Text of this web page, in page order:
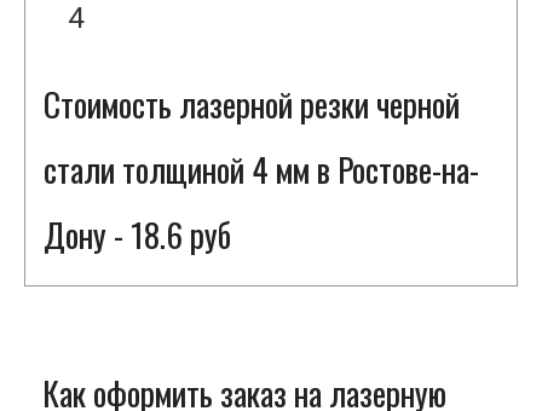
4
Стоимость лазерной резки черной
стали толщиной 4 мм в Ростове-на-
Дону - 18.6 руб
Как оформить заказ на лазерную